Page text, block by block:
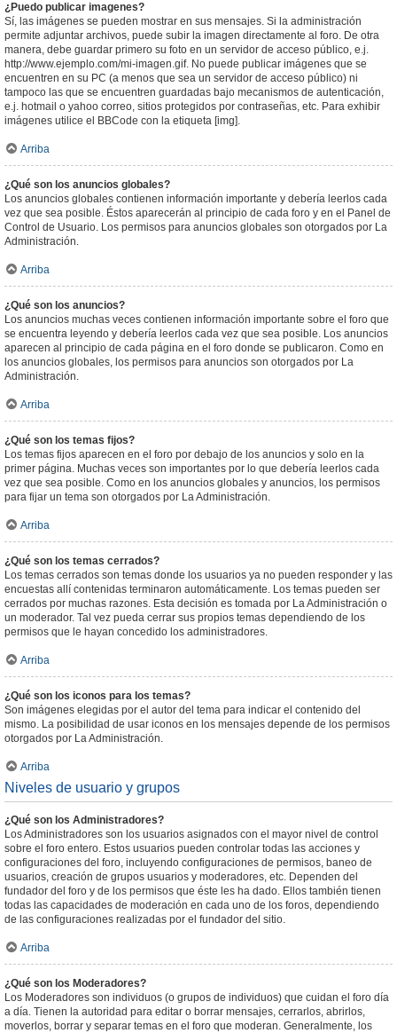
¿Puedo publicar imagenes?
Sí, las imágenes se pueden mostrar en sus mensajes. Si la administración
permite adjuntar archivos, puede subir la imagen directamente al foro. De otra
manera, debe guardar primero su foto en un servidor de acceso público, e.j.
http://www.ejemplo.com/mi-imagen.gif. No puede publicar imágenes que se
encuentren en su PC (a menos que sea un servidor de acceso público) ni
tampoco las que se encuentren guardadas bajo mecanismos de autenticación,
e.j. hotmail o yahoo correo, sitios protegidos por contraseñas, etc. Para exhibir
imágenes utilice el BBCode con la etiqueta [img].
Arriba
¿Qué son los anuncios globales?
Los anuncios globales contienen información importante y debería leerlos cada
vez que sea posible. Éstos aparecerán al principio de cada foro y en el Panel de
Control de Usuario. Los permisos para anuncios globales son otorgados por La
Administración.
Arriba
¿Qué son los anuncios?
Los anuncios muchas veces contienen información importante sobre el foro que
se encuentra leyendo y debería leerlos cada vez que sea posible. Los anuncios
aparecen al principio de cada página en el foro donde se publicaron. Como en
los anuncios globales, los permisos para anuncios son otorgados por La
Administración.
Arriba
¿Qué son los temas fijos?
Los temas fijos aparecen en el foro por debajo de los anuncios y solo en la
primer página. Muchas veces son importantes por lo que debería leerlos cada
vez que sea posible. Como en los anuncios globales y anuncios, los permisos
para fijar un tema son otorgados por La Administración.
Arriba
¿Qué son los temas cerrados?
Los temas cerrados son temas donde los usuarios ya no pueden responder y las
encuestas allí contenidas terminaron automáticamente. Los temas pueden ser
cerrados por muchas razones. Esta decisión es tomada por La Administración o
un moderador. Tal vez pueda cerrar sus propios temas dependiendo de los
permisos que le hayan concedido los administradores.
Arriba
¿Qué son los iconos para los temas?
Son imágenes elegidas por el autor del tema para indicar el contenido del
mismo. La posibilidad de usar iconos en los mensajes depende de los permisos
otorgados por La Administración.
Arriba
Niveles de usuario y grupos
¿Qué son los Administradores?
Los Administradores son los usuarios asignados con el mayor nivel de control
sobre el foro entero. Estos usuarios pueden controlar todas las acciones y
configuraciones del foro, incluyendo configuraciones de permisos, baneo de
usuarios, creación de grupos usuarios y moderadores, etc. Dependen del
fundador del foro y de los permisos que éste les ha dado. Ellos también tienen
todas las capacidades de moderación en cada uno de los foros, dependiendo
de las configuraciones realizadas por el fundador del sitio.
Arriba
¿Qué son los Moderadores?
Los Moderadores son individuos (o grupos de individuos) que cuidan el foro día
a día. Tienen la autoridad para editar o borrar mensajes, cerrarlos, abrirlos,
moverlos, borrar y separar temas en el foro que moderan. Generalmente, los